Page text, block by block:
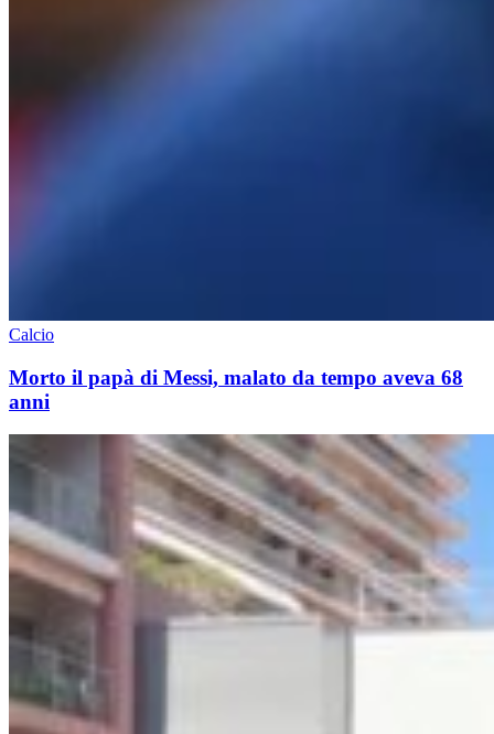
Calcio
Morto il papà di Messi, malato da tempo aveva 68
anni